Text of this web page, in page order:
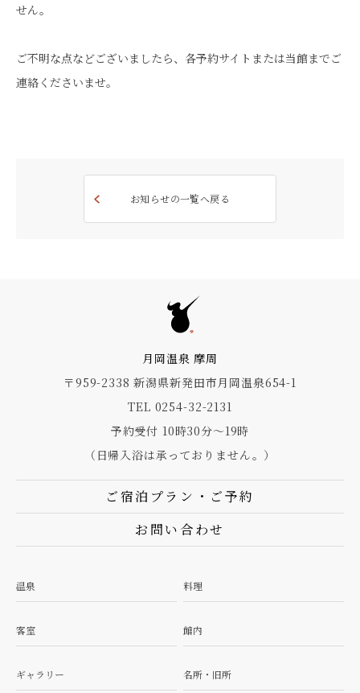
せん。
ご不明な点などございましたら、各予約サイトまたは当館までご
連絡くださいませ。
お知らせの一覧へ戻る
温泉 料理
客室 館内
ギャラリー 名所・旧所
月岡温泉 摩周
〒959-2338 新潟県新発田市月岡温泉654-1
TEL 0254-32-2131
予約受付 10時30分～19時
（日帰入浴は承っておりません。）
ご宿泊プラン・ご予約
お問い合わせ